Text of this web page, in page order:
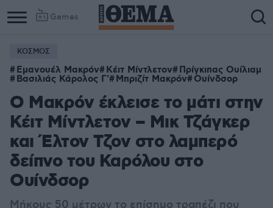
Games
ΚΟΣΜΟΣ
Εμανουέλ Μακρόν Κέιτ Μίντλετον Πρίγκιπας Ουίλιαμ
Βασιλιάς Κάρολος Γ' Μπριζίτ Μακρόν Ουίνδσορ
Ο Μακρόν έκλεισε το μάτι στην
Κέιτ Μίντλετον – Μικ Τζάγκερ
και Έλτον Τζον στο λαμπερό
δείπνο του Καρόλου στο
Ουίνδσορ
Μήκους 50 μέτρων το επίσημο τραπέζι που